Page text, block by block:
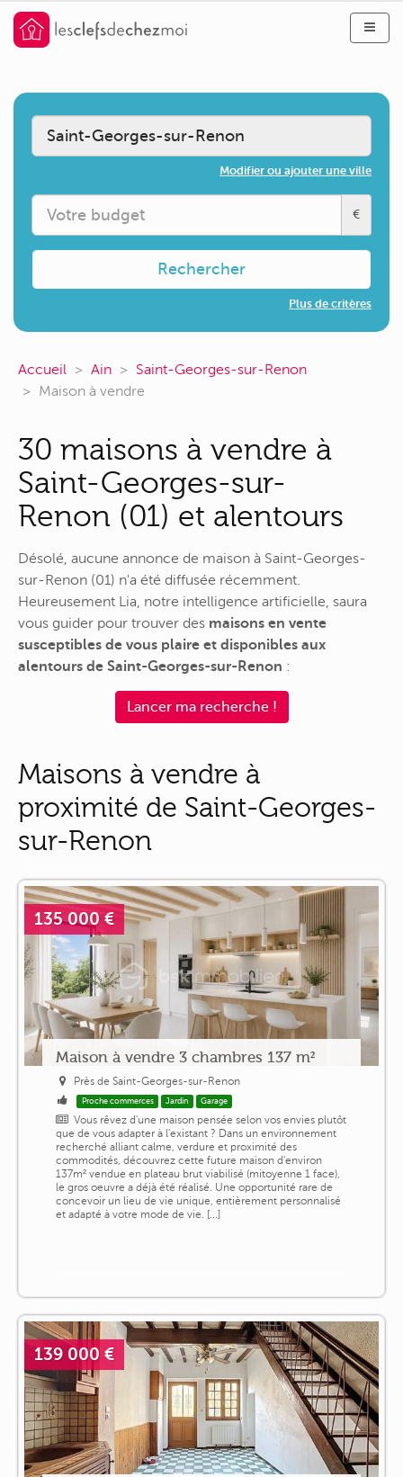
Modifier ou ajouter une ville
€
Rechercher
Plus de critères
Accueil Ain
Saint-Georges-sur-Renon
Maison à vendre
30 maisons à vendre à
Saint-Georges-sur-
Renon (01) et alentours
Désolé, aucune annonce de maison à Saint-Georges-
sur-Renon (01) n'a été diffusée récemment.
Heureusement Lia, notre intelligence artificielle, saura
vous guider pour trouver des maisons en vente
susceptibles de vous plaire et disponibles aux
alentours de Saint-Georges-sur-Renon :
Lancer ma recherche !
Maisons à vendre à
proximité de Saint-Georges-
sur-Renon
135 000 €
Maison à vendre 3 chambres 137 m²
Près de Saint-Georges-sur-Renon
Proche commerces Jardin Garage
Vous rêvez d'une maison pensée selon vos envies plutôt
que de vous adapter à l'existant ? Dans un environnement
recherché alliant calme, verdure et proximité des
commodités, découvrez cette future maison d'environ
137m² vendue en plateau brut viabilisé (mitoyenne 1 face),
le gros oeuvre a déjà été réalisé. Une opportunité rare de
concevoir un lieu de vie unique, entièrement personnalisé
et adapté à votre mode de vie. [...]
139 000 €